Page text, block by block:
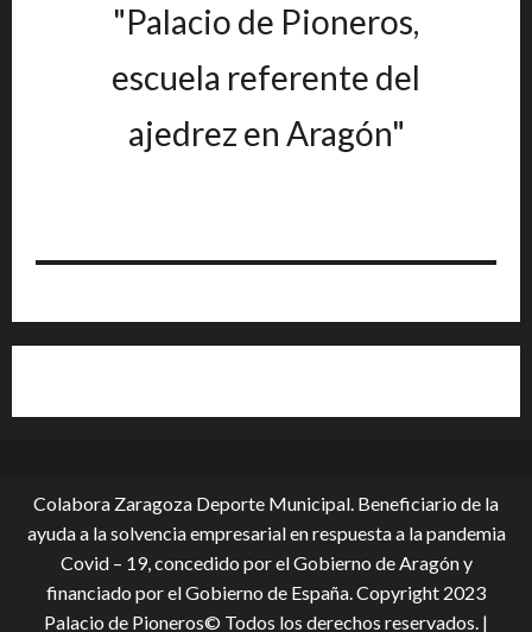
"Palacio de Pioneros,
escuela referente del
ajedrez en Aragón"
Colabora Zaragoza Deporte Municipal. Beneficiario de la
ayuda a la solvencia empresarial en respuesta a la pandemia
Covid – 19, conce­dido por el Gobierno de Aragón y
financiado por el Gobierno de España. Copyright 2023
Palacio de Pioneros© Todos los derechos reservados. |